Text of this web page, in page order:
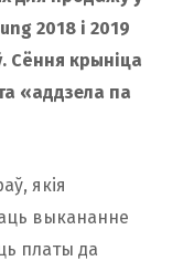
2018 і 2019
Сёння крыніца
«аддзела па
якія
выкананне
платы да